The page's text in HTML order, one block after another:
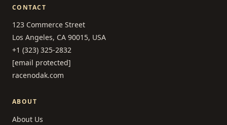
CONTACT
123 Commerce Street
Los Angeles, CA 90015, USA
+1 (323) 325-2832
[email protected]
racenodak.com
ABOUT
About Us